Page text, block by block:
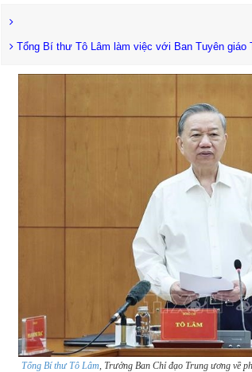
Tổng Bí thư Tô Lâm làm việc với Ban Tuyên giáo
Tổng Bí thư Tô Lâm, Trưởng Ban Chỉ đạo Trung ương về